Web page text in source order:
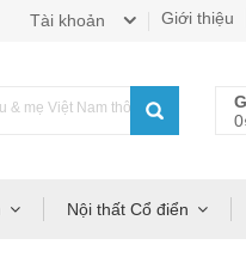
Giới thiệu
Tài khoản
mẹ Việt Nam thông thái!
Nội thất Cổ điển